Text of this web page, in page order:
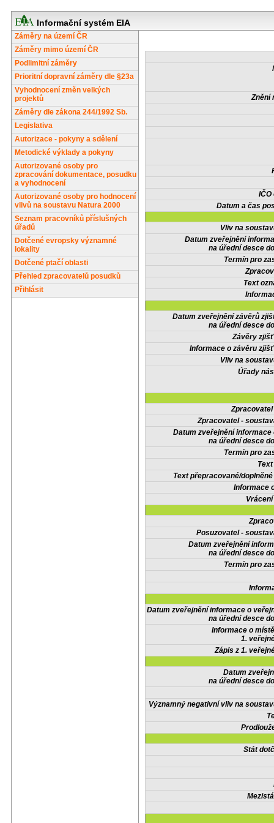
Informační systém EIA
Záměry na území ČR
Záměry mimo území ČR
Podlimitní záměry
Prioritní dopravní záměry dle §23a
Vyhodnocení změn velkých
projektů
Záměry dle zákona 244/1992 Sb.
Legislativa
Autorizace - pokyny a sdělení
Metodické výklady a pokyny
Autorizované osoby pro
zpracování dokumentace, posudku
a vyhodnocení
Autorizované osoby pro hodnocení
vlivů na soustavu Natura 2000
Seznam pracovníků příslušných
úřadů
Dotčené evropsky významné
lokality
Dotčené ptačí oblasti
Přehled zpracovatelů posudků
Přihlásit
Znění
IČO
Datum a čas
Vliv na
Datum zveřejnění
na úřední desce
Termín pro
Text
Datum zveřejnění závěrů
na úřední desce
Závěry
Informace o závěru
Vliv na
Úřady
Zpracovatel -
Datum zveřejnění informace
na úřední desce
Termín pro
Text přepracované/
Informace
Posuzovatel -
Datum zveřejnění
na úřední desce
Termín pro
Datum zveřejnění informace o
na úřední desce
Informace o
1.
Zápis z 1.
Datum
na úřední desce
Významný negativní vliv na
Stát